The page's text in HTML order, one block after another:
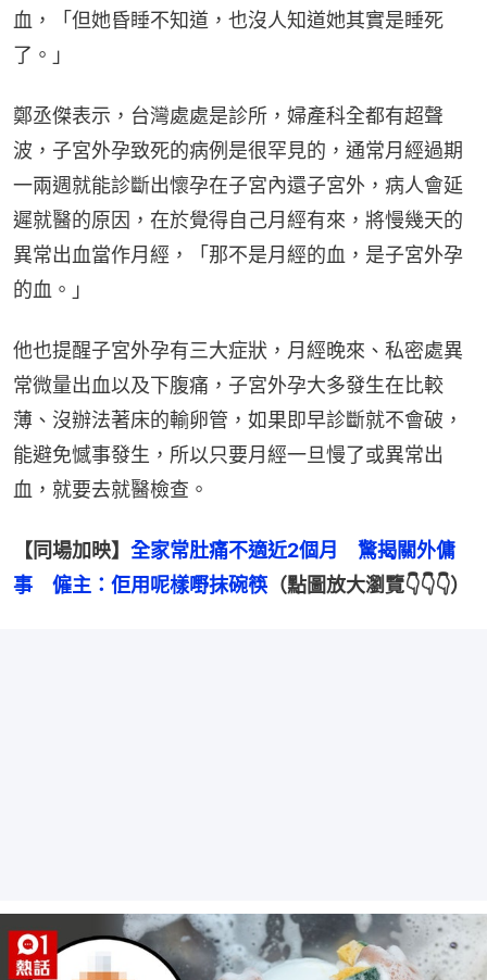
血，「但她昏睡不知道，也沒人知道她其實是睡死
了。」
鄭丞傑表示，台灣處處是診所，婦產科全都有超聲
波，子宮外孕致死的病例是很罕見的，通常月經過期
一兩週就能診斷出懷孕在子宮內還子宮外，病人會延
遲就醫的原因，在於覺得自己月經有來，將慢幾天的
異常出血當作月經，「那不是月經的血，是子宮外孕
的血。」
他也提醒子宮外孕有三大症狀，月經晚來、私密處異
常微量出血以及下腹痛，子宮外孕大多發生在比較
薄、沒辦法著床的輸卵管，如果即早診斷就不會破，
能避免憾事發生，所以只要月經一旦慢了或異常出
血，就要去就醫檢查。
【同場加映】 全家常肚痛不適近2個月　驚揭關外傭
事　僱主：佢用呢樣嘢抹碗筷 （點圖放大瀏覽👇👇👇）